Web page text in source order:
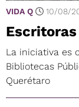
VIDA Q 10/08/
La iniciativa es
Bibliotecas
Querétaro